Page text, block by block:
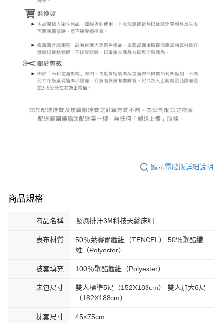
顯示電腦版詳細說明
商品規格
商品名稱 吸濕排汗3M科技天絲床組
表布材質
50％萊賽爾纖維（TENCEL） 50％聚酯纖
維（Polyester）
被套填充 100％聚酯纖維（Polyester）
床包尺寸
雙人標準5尺（152X188cm） 雙人加大6尺
（182X188cm）
枕套尺寸 45×75cm